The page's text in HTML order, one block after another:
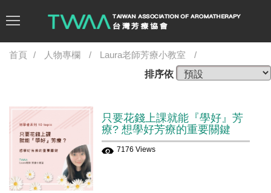
首頁 人物專欄
Laura老師芳療小教室
排序依
只要花錢上課就能『學好』芳
療? 想學好芳療的重要關鍵
7176 Views